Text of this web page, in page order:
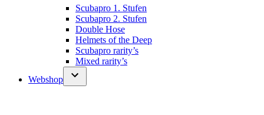
Scubapro 1. Stufen
Scubapro 2. Stufen
Double Hose
Helmets of the Deep
Scubapro rarity’s
Mixed rarity’s
Webshop